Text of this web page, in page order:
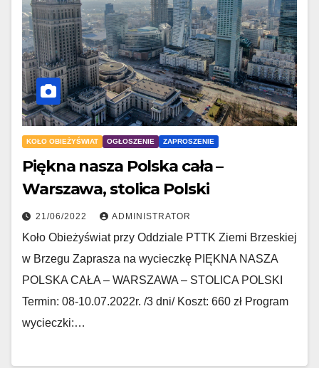
KOŁO OBIEŻYŚWIAT OGŁOSZENIE ZAPROSZENIE
Piękna nasza Polska cała –
Warszawa, stolica Polski
21/06/2022 ADMINISTRATOR
Koło Obieżyświat przy Oddziale PTTK Ziemi Brzeskiej
w Brzegu Zaprasza na wycieczkę PIĘKNA NASZA
POLSKA CAŁA – WARSZAWA – STOLICA POLSKI
Termin: 08-10.07.2022r. /3 dni/ Koszt: 660 zł Program
wycieczki:…